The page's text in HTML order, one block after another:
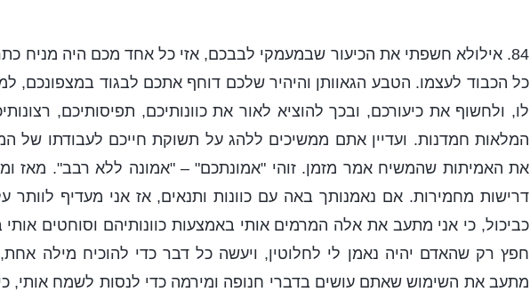
84. אילולא חשפתי את הכיעור שבמעמקי לבבכם, אזי כל אחד מכם היה מניח
כל הכבוד לעצמו. הטבע הגאוותן והיהיר שלכם דוחף אתכם לבגוד במצפונכם,
לו, ולחשוף את כיעורכם, ובכך להוציא לאור את כוונותיכם, תפיסותיכם,
המלאות חמדנות. ועדיין אתם ממשיכים ללהג על תשוקת חייכם לעבודתו של
את האמיתות שהמשיח אמר מזמן. זוהי "אמונתכם" – "אמונה ללא רבב". מאז
דרישות מחמירות. אם נאמנותך באה עם כוונות ותנאים, אז אני מעדיף לוותר
כביכול, כי אני מתעב את אלה המרמים אותי באמצעות כוונותיהם וסוחטים
חפץ רק שהאדם יהיה נאמן לי לחלוטין, ויעשה כל דבר כדי להוכיח מילה
מתעב את השימוש שאתם עושים בדברי חנופה ומירמה כדי לנסות לשמח אותי,